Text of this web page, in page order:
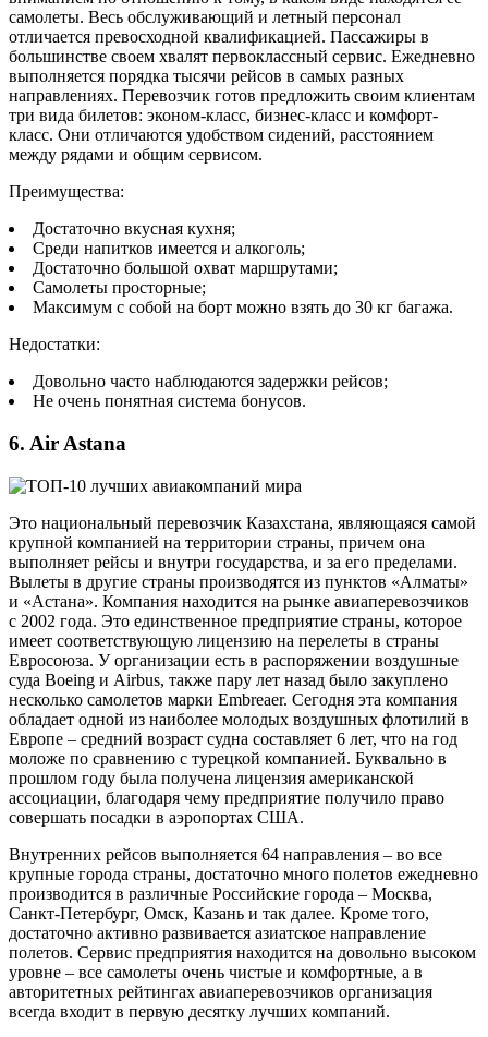
самолеты. Весь обслуживающий и летный персонал
отличается превосходной квалификацией. Пассажиры в
большинстве своем хвалят первоклассный сервис. Ежедневно
выполняется порядка тысячи рейсов в самых разных
направлениях. Перевозчик готов предложить своим клиентам
три вида билетов: эконом-класс, бизнес-класс и комфорт-
класс. Они отличаются удобством сидений, расстоянием
между рядами и общим сервисом.
Преимущества:
Достаточно вкусная кухня;
Среди напитков имеется и алкоголь;
Достаточно большой охват маршрутами;
Самолеты просторные;
Максимум с собой на борт можно взять до 30 кг багажа.
Недостатки:
Довольно часто наблюдаются задержки рейсов;
Не очень понятная система бонусов.
6. Air Astana
Это национальный перевозчик Казахстана, являющаяся самой
крупной компанией на территории страны, причем она
выполняет рейсы и внутри государства, и за его пределами.
Вылеты в другие страны производятся из пунктов «Алматы»
и «Астана». Компания находится на рынке авиаперевозчиков
с 2002 года. Это единственное предприятие страны, которое
имеет соответствующую лицензию на перелеты в страны
Евросоюза. У организации есть в распоряжении воздушные
суда Boeing и Airbus, также пару лет назад было закуплено
несколько самолетов марки Embreaer. Сегодня эта компания
обладает одной из наиболее молодых воздушных флотилий в
Европе – средний возраст судна составляет 6 лет, что на год
моложе по сравнению с турецкой компанией. Буквально в
прошлом году была получена лицензия американской
ассоциации, благодаря чему предприятие получило право
совершать посадки в аэропортах США.
Внутренних рейсов выполняется 64 направления – во все
крупные города страны, достаточно много полетов ежедневно
производится в различные Российские города – Москва,
Санкт-Петербург, Омск, Казань и так далее. Кроме того,
достаточно активно развивается азиатское направление
полетов. Сервис предприятия находится на довольно высоком
уровне – все самолеты очень чистые и комфортные, а в
авторитетных рейтингах авиаперевозчиков организация
всегда входит в первую десятку лучших компаний.